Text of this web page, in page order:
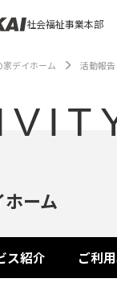
社会福祉事業本部
家デイホーム 活動報告
ーム
ス紹介 ご利